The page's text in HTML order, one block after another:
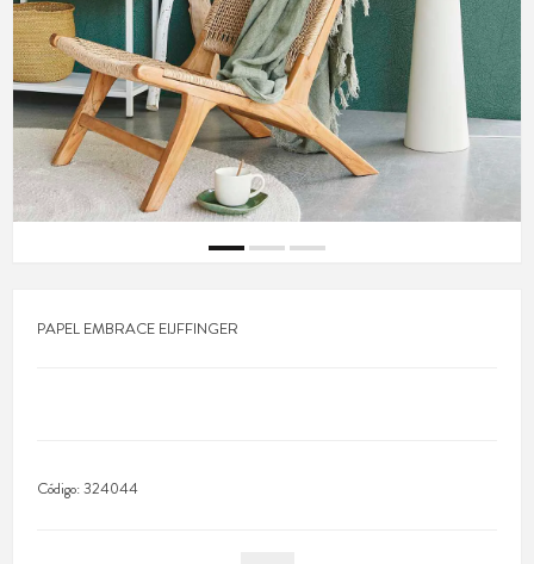
PAPEL EMBRACE EIJFFINGER
Código:324044